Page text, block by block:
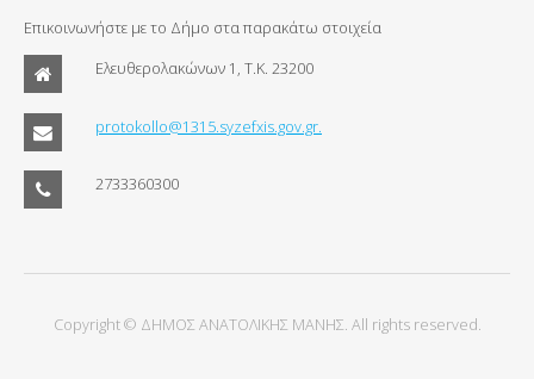
Επικοινωνήστε με το Δήμο στα παρακάτω στοιχεία
Ελευθερολακώνων 1, Τ.Κ. 23200
protokollo@1315.syzefxis.gov.gr.
2733360300
Copyright © ΔΗΜΟΣ ΑΝΑΤΟΛΙΚΗΣ ΜΑΝΗΣ. All rights reserved.